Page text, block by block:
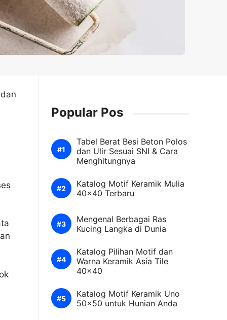
Popular Pos
Tabel Berat Besi Beton Polos
dan Ulir Sesuai SNI & Cara
Menghitungnya
Katalog Motif Keramik Mulia
40×40 Terbaru
Mengenal Berbagai Ras
Kucing Langka di Dunia
Katalog Pilihan Motif dan
Warna Keramik Asia Tile
40×40
Katalog Motif Keramik Uno
50×50 untuk Hunian Anda